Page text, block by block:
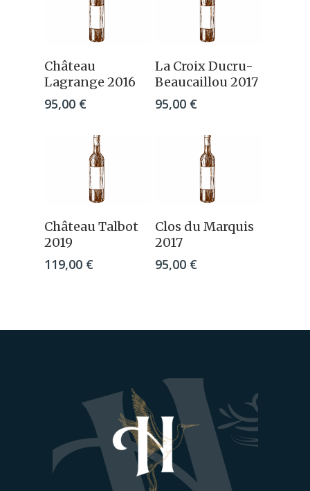
Panier
Château
Lagrange 2016
95,00 €
Ajouter Au
Panier
La Croix Ducru-
Beaucaillou 2017
95,00 €
Ajouter Au
Château Talbot
2019
119,00 €
Ajouter Au
Clos du Marquis
2017
95,00 €